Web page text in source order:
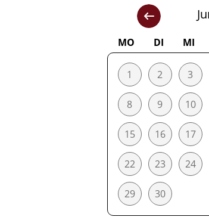
MO DI MI
1 2 3
8 9 10
15 16 17
22 23 24
29 30